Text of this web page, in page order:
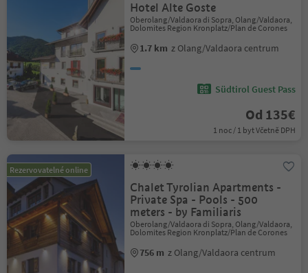
Hotel Alte Goste
Oberolang/Valdaora di Sopra, Olang/Valdaora,
Dolomites Region Kronplatz/Plan de Corones
1.7 km z Olang/Valdaora centrum
Südtirol Guest Pass
Od 135€
1 noc / 1 byt Včetně DPH
Rezervovatelné online
Chalet Tyrolian Apartments -
Private Spa - Pools - 500
meters - by Familiaris
Oberolang/Valdaora di Sopra, Olang/Valdaora,
Dolomites Region Kronplatz/Plan de Corones
756 m z Olang/Valdaora centrum